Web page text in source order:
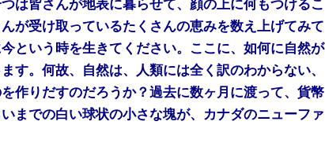
は皆さんが地表に暮らせて、顔の上に何もつけるこ
が受け取っているたくさんの恵みを数え上げてみて
という時を生きてください。ここに、如何に自然が
す。何故、自然は、人類には全く訳のわからない、
作りだすのだろうか？過去に数ヶ月に渡って、貨幣
までの白い球状の小さな塊が、カナダのニューファ